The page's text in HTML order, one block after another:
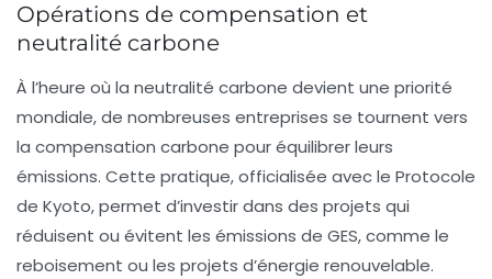
Opérations de compensation et
neutralité carbone
À l’heure où la neutralité carbone devient une priorité
mondiale, de nombreuses entreprises se tournent vers
la compensation carbone pour équilibrer leurs
émissions. Cette pratique, officialisée avec le Protocole
de Kyoto, permet d’investir dans des projets qui
réduisent ou évitent les émissions de GES, comme le
reboisement ou les projets d’énergie renouvelable.